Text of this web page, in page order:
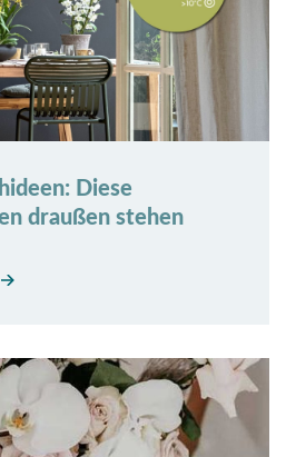
Diese
draußen stehen